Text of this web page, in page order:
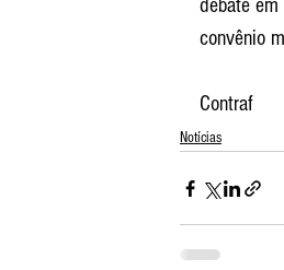
debate
convênio
Contraf
Notícias